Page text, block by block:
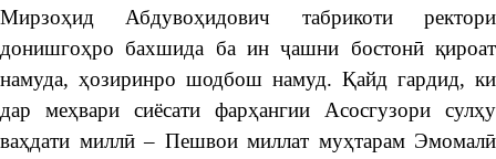
Мирзоҳид Абдувоҳидович табрикоти ректори
донишгоҳро бахшида ба ин ҷашни бостонӣ қироат
намуда, ҳозиринро шодбош намуд. Қайд гардид, ки
дар меҳвари сиёсати фарҳангии Асосгузори сулҳу
ваҳдати миллӣ – Пешвои миллат муҳтарам Эмомалӣ